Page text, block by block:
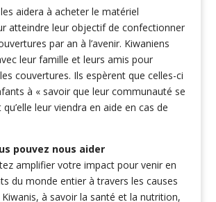
aidera à acheter le matériel
atteindre leur objectif de confectionner
par an à l’avenir. Kiwaniens
leur famille et leurs amis pour
couvertures. Ils espèrent que celles-ci
à « savoir que leur communauté se
qu’elle leur viendra en aide en cas de
pouvez nous aider
amplifier votre impact pour venir en
du monde entier à travers les causes
à savoir la santé et la nutrition,